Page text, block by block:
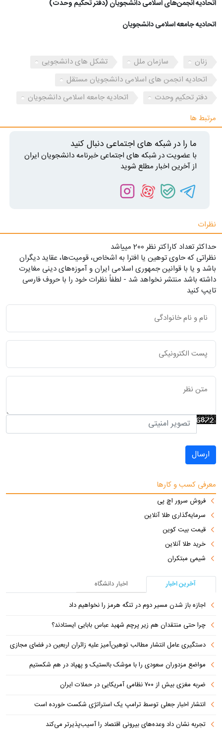
اتحادیه انجمن‌های اسلامی دانشجویان (دفتر تحکیم وحدت)
اتحادیه جامعه اسلامی دانشجویان
زنان سازمان ملل
تشکل های دانشجویی
اتحادیه انجمن های اسلامی دانشجویان مستقل
دفتر تحکیم وحدت
اتحادیه جامعه اسلامی دانشجویان
مرتبط ها
ما را در شبکه های اجتماعی دنبال کنید
با عضویت در شبکه های اجتماعی خبرنامه دانشجویان ایران
از آخرین اخبار مطلع شوید
نظرات
حداکثر تعداد کاراکتر نظر 200 ميياشد
نظراتی که حاوی توهین یا افترا به اشخاص، قومیت‌ها، عقاید دیگران
باشد و یا با قوانین جمهوری اسلامی ایران و آموزه‌های دینی مغایرت
داشته باشد منتشر نخواهد شد - لطفاً نظرات خود را با حروف فارسی
تایپ کنید
ارسال
معرفی کسب و کارها
فروش سرور اچ پی
سرمایه‌گذاری طلا آنلاین
قیمت بیت کوین
خرید طلا آنلاین
شیمی مبتکران
آخرین اخبار
اخبار دانشگاه
اجازه باز شدن مسیر دوم در تنگه هرمز را نخواهیم داد
چرا حتی منتقدان هم زیر پرچم شهید عباس بابایی ایستادند؟
دستگیری عامل انتشار مطالب توهین‌آمیز علیه زائران اربعین در فضای مجازی
مواضع مزدوران سعودی را با موشک بالستیک و پهپاد در هم شکستیم
ضربه مغزی بیش از ۷۰۰ نظامی آمریکایی در حملات ایران
انتشار اخبار جعلی توسط ترامپ یک استراتژی شکست خورده است
تجربه نشان داد وعده‌های بیرونی اقتصاد را آسیب‌پذیرتر می‌کند